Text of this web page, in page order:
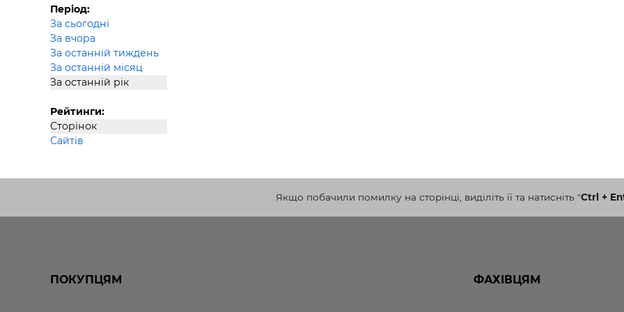
Період:
За сьогодні
За вчора
За останній тиждень
За останній місяц
За останній рік
Рейтинги:
Сторінок
Сайтів
Якщо побачили помилку на сторінці, виділіть її та натисніть "Ctrl +
ПОКУПЦЯМ ФАХІВЦЯМ